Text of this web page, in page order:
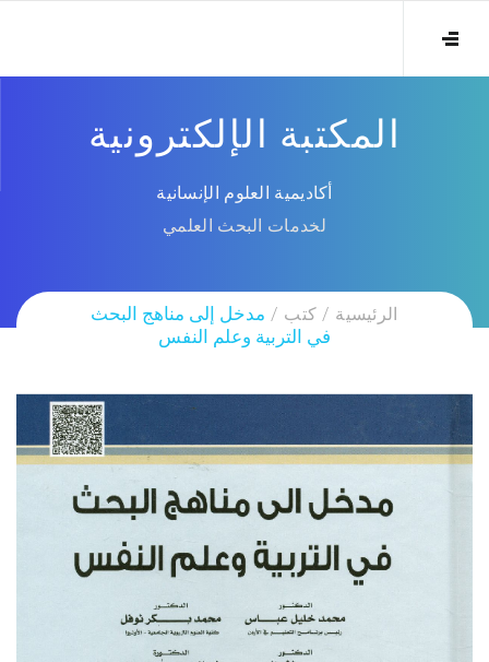
المكتبة الإلكترونية
أكاديمية العلوم الإنسانية
لخدمات البحث العلمي
الرئيسية كتب
مدخل إلى مناهج البحث
في التربية وعلم النفس